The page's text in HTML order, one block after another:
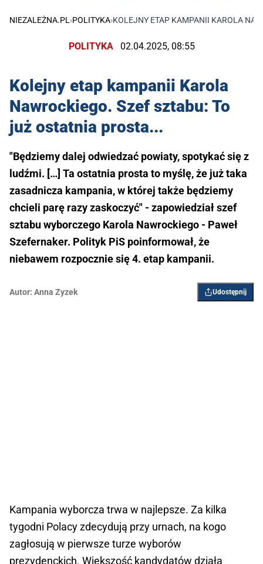
NIEZALEŻNA.PL ›POLITYKA›KOLEJNY ETAP KAMPANII KAROLA
POLITYKA 02.04.2025, 08:55
Kolejny etap kampanii Karola
Nawrockiego. Szef sztabu: To
już ostatnia prosta...
"Będziemy dalej odwiedzać powiaty, spotykać się z
ludźmi. […] Ta ostatnia prosta to myślę, że już taka
zasadnicza kampania, w której także będziemy
chcieli parę razy zaskoczyć" - zapowiedział szef
sztabu wyborczego Karola Nawrockiego - Paweł
Szefernaker. Polityk PiS poinformował, że
niebawem rozpocznie się 4. etap kampanii.
Autor: Anna Zyzek Udostępnij
Kampania wyborcza trwa w najlepsze. Za kilka
tygodni Polacy zdecydują przy urnach, na kogo
zagłosują w pierwsze turze wyborów
prezydenckich. Większość kandydatów działa